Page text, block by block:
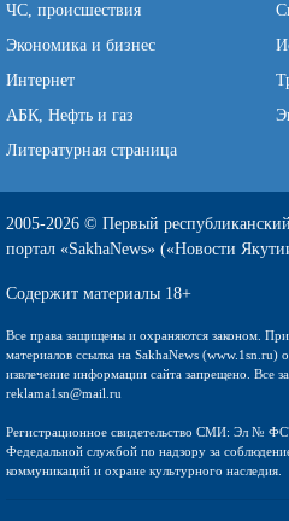
ЧС, происшествия
Экономика и бизнес
Интернет
АБК, Нефть и газ
Литературная страница
2005-2026 © Первый
портал «SakhaNews» («Новости
Содержит материалы 18+
Все права защищены и охраняются законом.
материалов ссылка на SakhaNews (www.1sn.ru)
извлечение информации сайта запрещено. Все
reklama1sn@mail.ru
Регистрационное свидетельство СМИ: Эл №
Федедальной службой по надзору за
коммуникаций и охране культурного наследия.